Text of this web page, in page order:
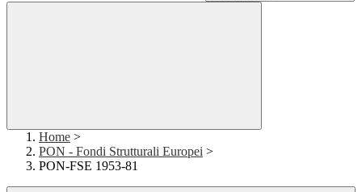
Home >
PON - Fondi Strutturali Europei >
PON-FSE 1953-81